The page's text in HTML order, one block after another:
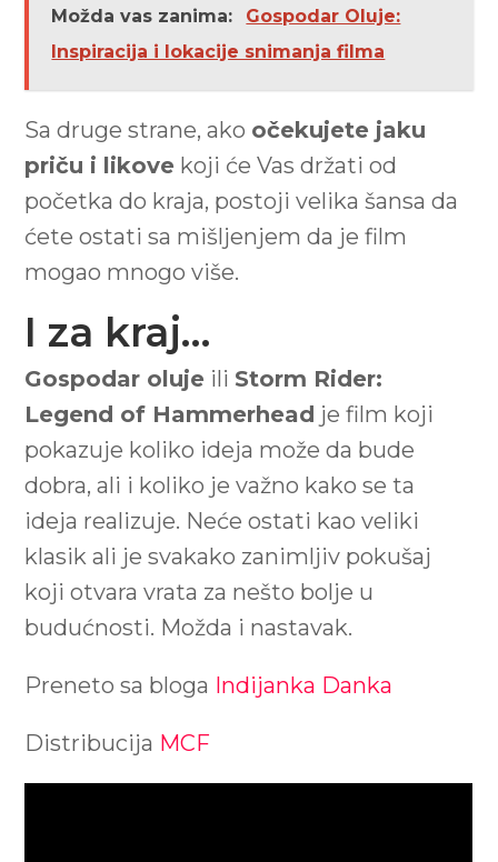
Možda vas zanima:
Gospodar Oluje:
Inspiracija i lokacije snimanja filma
Sa druge strane, ako očekujete jaku
priču i likove koji će Vas držati od
početka do kraja, postoji velika šansa da
ćete ostati sa mišljenjem da je film
mogao mnogo više.
I za kraj…
Gospodar oluje ili Storm Rider:
Legend of Hammerhead je film koji
pokazuje koliko ideja može da bude
dobra, ali i koliko je važno kako se ta
ideja realizuje. Neće ostati kao veliki
klasik ali je svakako zanimljiv pokušaj
koji otvara vrata za nešto bolje u
budućnosti. Možda i nastavak.
Preneto sa bloga Indijanka Danka
Distribucija MCF